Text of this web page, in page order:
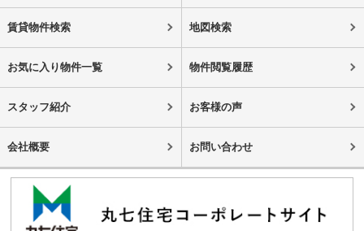
賃貸物件検索 地図検索
お気に入り物件一覧 物件閲覧履歴
スタッフ紹介 お客様の声
会社概要 お問い合わせ